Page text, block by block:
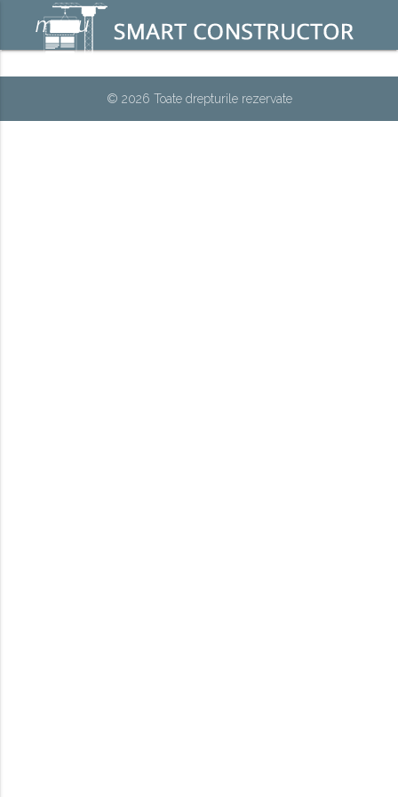
menu
© 2026 Toate drepturile rezervate